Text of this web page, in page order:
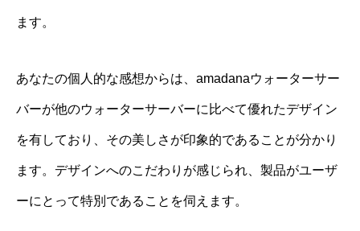
ます。
あなたの個人的な感想からは、amadanaウォーターサー
バーが他のウォーターサーバーに比べて優れたデザイン
を有しており、その美しさが印象的であることが分かり
ます。デザインへのこだわりが感じられ、製品がユーザ
ーにとって特別であることを伺えます。